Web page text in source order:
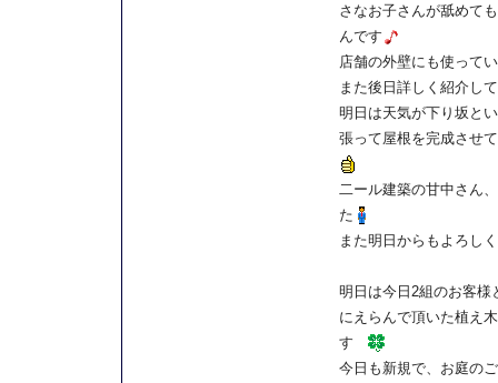
さなお子さんが舐めて
んです
店舗の外壁にも使って
また後日詳しく紹介し
明日は天気が下り坂と
張って屋根を完成させ
二ール建築の甘中さん
た
また明日からもよろし
明日は今日2組のお客様
にえらんで頂いた植え
す
今日も新規で、お庭の